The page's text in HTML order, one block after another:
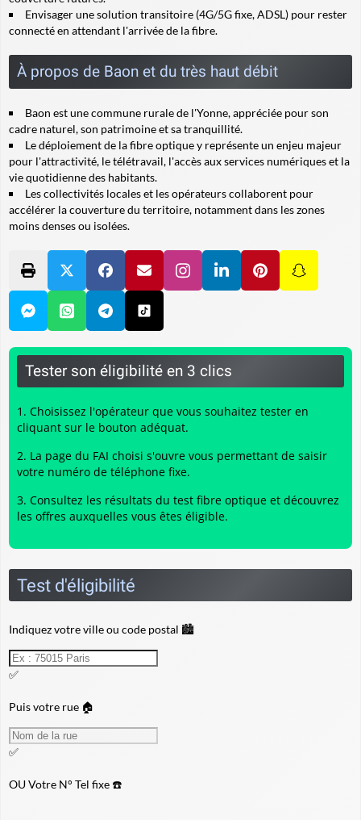
Envisager une solution transitoire (4G/5G fixe, ADSL) pour rester
connecté en attendant l'arrivée de la fibre.
À propos de Baon et du très haut débit
Baon est une commune rurale de l'Yonne, appréciée pour son
cadre naturel, son patrimoine et sa tranquillité.
Le déploiement de la fibre optique y représente un enjeu majeur
pour l'attractivité, le télétravail, l'accès aux services numériques et la
vie quotidienne des habitants.
Les collectivités locales et les opérateurs collaborent pour
accélérer la couverture du territoire, notamment dans les zones
moins denses ou isolées.
Tester son éligibilité en 3 clics
Choisissez l'opérateur que vous souhaitez tester en
cliquant sur le bouton adéquat.
La page du FAI choisi s'ouvre vous permettant de saisir
votre numéro de téléphone fixe.
Consultez les résultats du test fibre optique et découvrez
les offres auxquelles vous êtes éligible.
Test d'éligibilité
Indiquez votre ville ou code postal 🏙️
✅
Puis votre rue 🏠
✅
OUVotre N° Tel fixe ☎️